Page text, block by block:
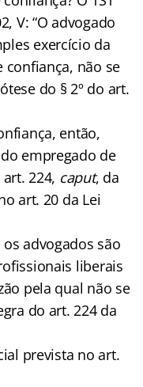
V: “O advogado
exercício da
confiança, não se
do § 2º do art.
então,
empregado de
224, caput, da
art. 20 da Lei
advogados são
liberais
pela qual não se
do art. 224 da
prevista no art.